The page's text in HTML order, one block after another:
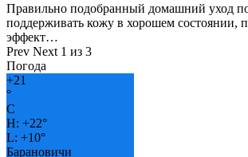
Правильно подобранный домашний уход
поддерживать кожу в хорошем состоянии,
эффект…
Prev Next 1 из 3
Погода
+21
°
C
H: +22°
L: +10°
Барановичи